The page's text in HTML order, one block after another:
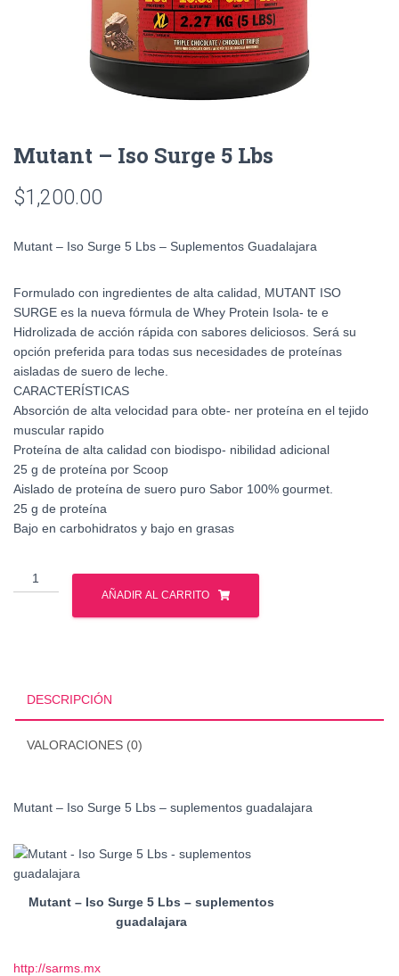
Mutant – Iso Surge 5 Lbs
$1,200.00
Mutant – Iso Surge 5 Lbs – Suplementos Guadalajara
Formulado con ingredientes de alta calidad, MUTANT ISO
SURGE es la nueva fórmula de Whey Protein Isola- te e
Hidrolizada de acción rápida con sabores deliciosos. Será su
opción preferida para todas sus necesidades de proteínas
aisladas de suero de leche.
CARACTERÍSTICAS
Absorción de alta velocidad para obte- ner proteína en el tejido
muscular rapido
Proteína de alta calidad con biodispo- nibilidad adicional
25 g de proteína por Scoop
Aislado de proteína de suero puro Sabor 100% gourmet.
25 g de proteína
Bajo en carbohidratos y bajo en grasas
Mutant
-
AÑADIR AL CARRITO
DESCRIPCIÓN
VALORACIONES (0)
Mutant – Iso Surge 5 Lbs – suplementos guadalajara
Mutant – Iso Surge 5 Lbs – suplementos
guadalajara
http://sarms.mx